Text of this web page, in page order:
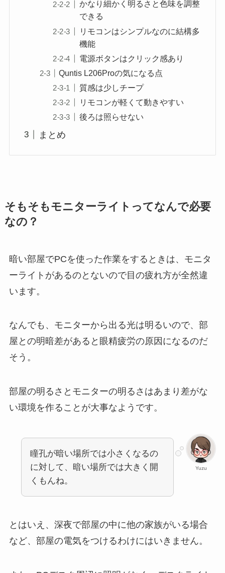
かなり細かく明るさと色味を調整
できる
リモコンはシンプルなのに結構多
機能
電源ボタンはクリック感あり
Quntis L206Proの気になる点
質感は少しチープ
リモコンが軽くて動きやすい
後ろは照らせない
まとめ
そもそもモニターライトってなんで必要
なの？
暗い部屋でPCを使った作業をするときは、モニタ
ーライトがあるのとないので目の疲れ方が全然違
います。
なんでも、モニターから出る光は明るいので、部
屋との明暗差があると眼精疲労の原因になるのだ
そう。
部屋の明るさとモニターの明るさはあまり差がな
い環境を作ることが大事なようです。
Yuzu
瞳孔が暗い場所では小さくなるの
に対して、暗い場所では大きく開
くもんね。
とはいえ、深夜で部屋の中に他の家族がいる場合
など、部屋の電気をつけるわけにはいきません。